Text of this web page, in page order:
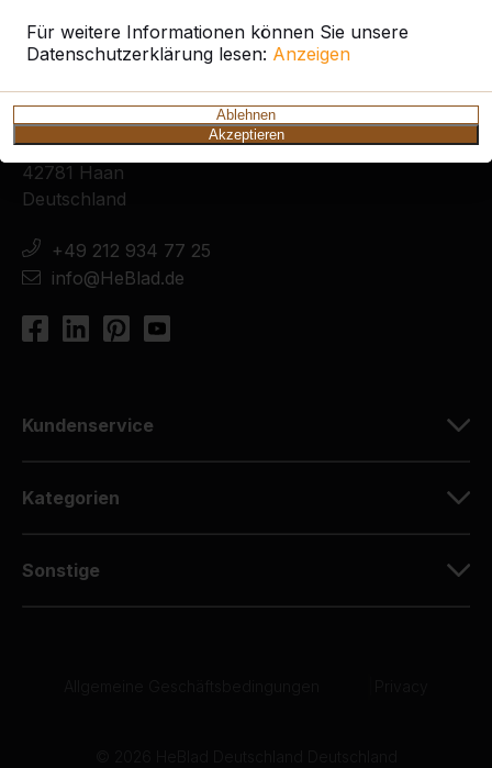
Für weitere Informationen können Sie unsere
Datenschutzerklärung lesen: Anzeigen
Ablehnen
Akzeptieren
HeBlad Deutschland
Diekerstraße 97
42781 Haan
Deutschland
+49 212 934 77 25
info@HeBlad.de
Kundenservice
Kategorien
Sonstige